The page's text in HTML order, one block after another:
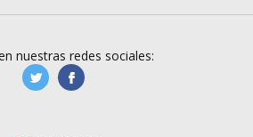
nuestras redes sociales:
manufacturaGE